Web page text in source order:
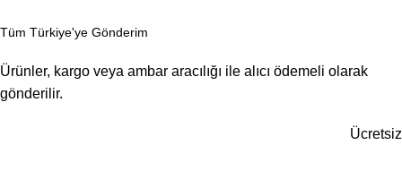
Tüm Türkiye'ye Gönderim
Ürünler, kargo veya ambar aracılığı ile alıcı ödemeli olarak
gönderilir.
Ücretsiz